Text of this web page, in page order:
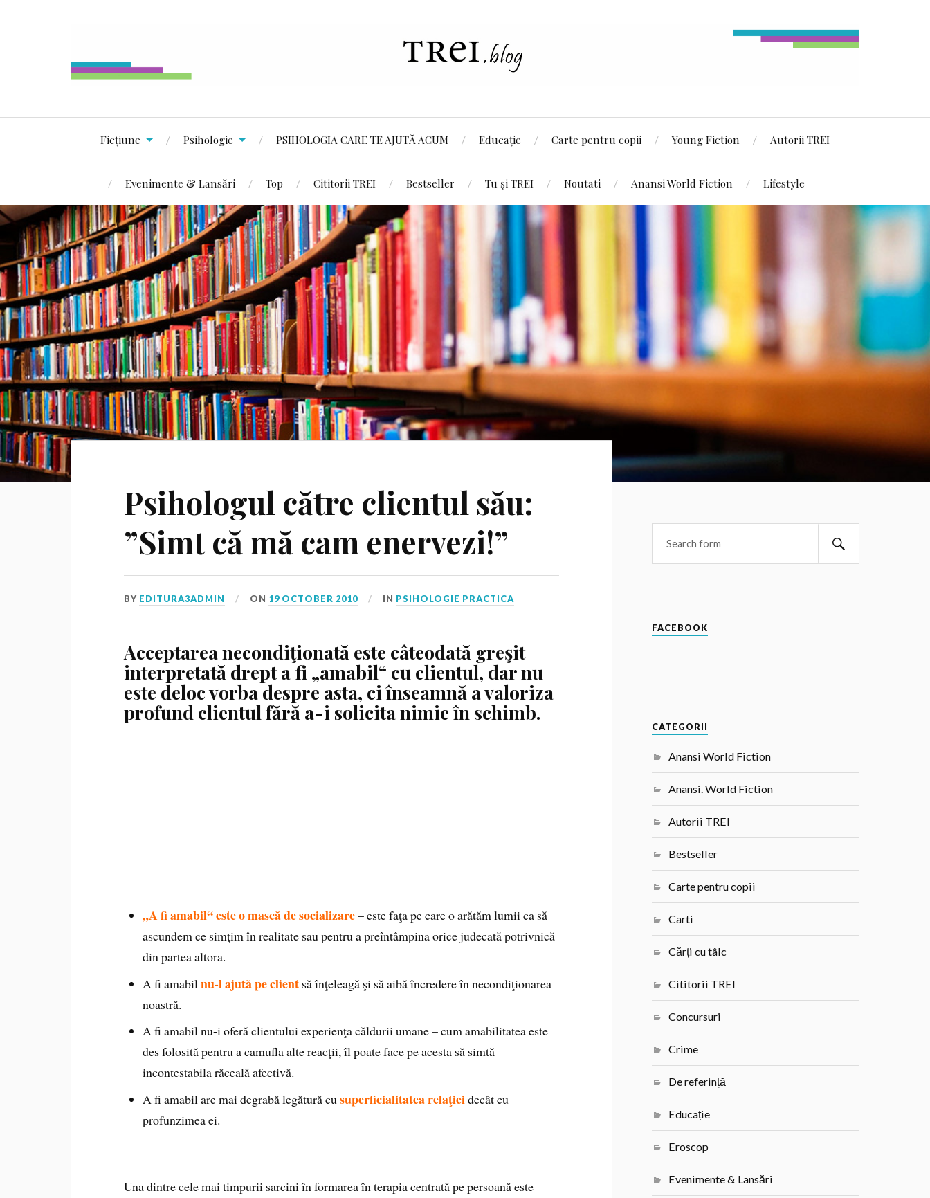
Ficțiune Psihologie PSIHOLOGIA CARE TE AJUTĂ ACUM Educație Carte pentru copii Young Fiction Autorii TREI
Evenimente & Lansări Top Cititorii TREI Bestseller Tu și TREI Noutati Anansi World Fiction Lifestyle
Psihologul către clientul său:
”Simt că mă cam enervezi!”
BY EDITURA3ADMIN ON 19 OCTOBER 2010 IN PSIHOLOGIE PRACTICA
Acceptarea necondiţionată este câteodată greşit
interpretată drept a fi „amabil“ cu clientul, dar nu
este deloc vorba despre asta, ci înseamnă a valoriza
profund clientul fără a-i solicita nimic în schimb.
„A fi amabil“ este o mască de socializare– este faţa pe care o arătăm lumii ca să
ascundem ce simţim în realitate sau pentru a preîntâmpina orice judecată potrivnică
din partea altora.
A fi amabil nu-l ajută pe client să înţeleagă şi să aibă încredere în necondiţionarea
noastră.
A fi amabil nu-i oferă clientului experienţa căldurii umane – cum amabilitatea este
des folosită pentru a camufla alte reacţii, îl poate face pe acesta să simtă
incontestabila răceală afectivă.
A fi amabil are mai degrabă legătură cusuperficialitatea relaţieidecât cu
profunzimea ei.
Una dintre cele mai timpurii sarcini în formarea în terapia centrată pe persoană este
FACEBOOK
CATEGORII
Anansi World Fiction
Anansi. World Fiction
Autorii TREI
Bestseller
Carte pentru copii
Carti
Cărți cu tâlc
Cititorii TREI
Concursuri
Crime
De referință
Educație
Eroscop
Evenimente & Lansări